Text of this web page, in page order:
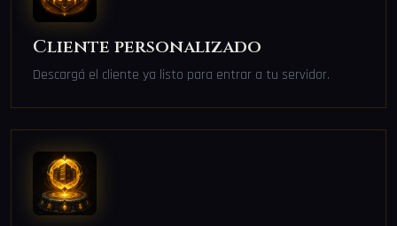
Cliente personalizado
Descargá el cliente ya listo para entrar a tu servidor.